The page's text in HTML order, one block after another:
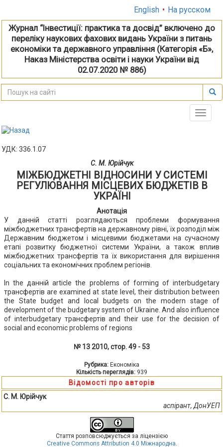
English • На русском
Журнал “Інвестиції: практика та досвід” включено до
переліку наукових фахових видань України з питань
економіки та державного управління (Категорія «Б»,
Наказ Міністерства освіти і науки України від
02.07.2020 № 886)
Toggle
УДК: 336.1.07
С. М. Юрійчук
МІЖБЮДЖЕТНІ ВІДНОСИНИ У СИСТЕМІ
РЕГУЛЮВАННЯ МІСЦЕВИХ БЮДЖЕТІВ В
УКРАЇНІ
Анотація
У данній статті розглядаються проблеми формування
міжбюджетних трансфертів на державному рівні, їх розподіл між
Державним бюджетом і місцевими бюджетами на сучасному
етапі розвитку бюджетної системи України, а також вплив
міжбюджетних трансфертів та їх використання для вирішення
соціальних та економічних проблем регіонів.
In the данній article the problems of forming of interbudgetary
трансфертів are examined at state level, their distribution between
the State budget and local budgets on the modern stage of
development of the budgetary system of Ukraine. And also influence
of interbudgetary трансфертів and their use for the decision of
social and economic problems of regions
№ 13 2010, стор. 49 - 53
Рубрика: Економіка
Кількість переглядів: 939
Відомості про авторів
С. М. Юрійчук
аспірант, ДонУЕП
Стаття розповсюджується за ліцензією
Creative Commons Attribution 4.0 Міжнародна.